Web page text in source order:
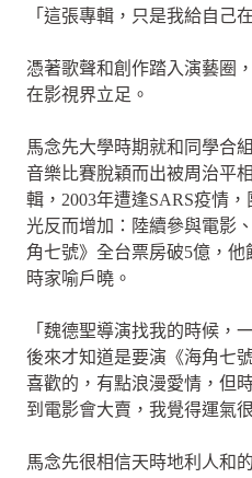
「這張專輯，只是我給自己
憑著歌聲和創作踏入演藝圈
在影視界立足。
馬念先大學時期就和同學合
音樂比賽脫穎而出被周治平
輯，2003年遭逢SARS疫情
光反而增加：陸續參與電影
角七號》全台票房破5億，
時家喻戶曉。
「魏德聖導演找我的時候，
後來才知道是要演《海角七
喜歡的，有點浪漫愛情，但
到電影會大賣，我覺得運氣很
馬念先很相信天時地利人和